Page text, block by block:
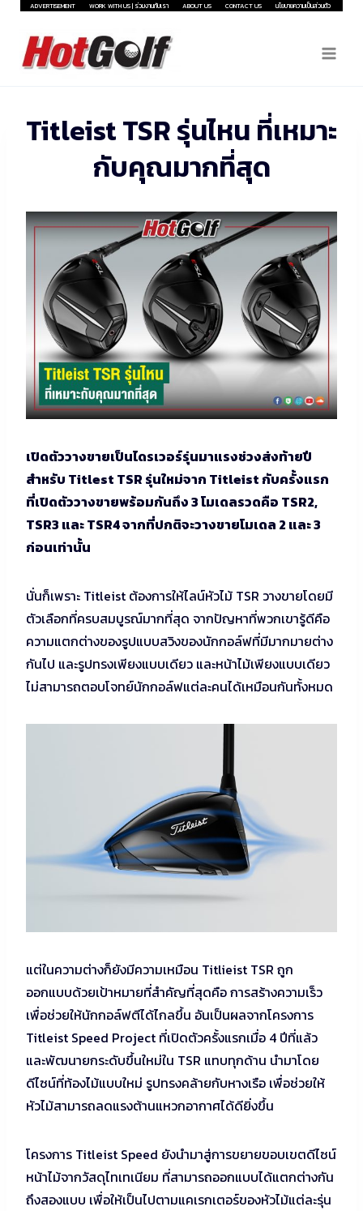
Skip
content
ADVERTISEMENT WORK WITH US | ร่วมงานกับเรา ABOUT US CONTACT US นโยบายความเป็นส่วนตัว
Titleist TSR รุ่นไหน ที่เหมาะ
กับคุณมากที่สุด
เปิดตัววางขายเป็นไดรเวอร์รุ่นมาแรงช่วงส่งท้ายปี
สำหรับ Titlest TSR รุ่นใหม่จาก Titleist กับครั้งแรก
ที่เปิดตัววางขายพร้อมกันถึง 3 โมเดลรวดคือ TSR2,
TSR3 และ TSR4 จากที่ปกติจะวางขายโมเดล 2 และ 3
ก่อนเท่านั้น
นั่นก็เพราะ Titleist ต้องการให้ไลน์หัวไม้ TSR วางขายโดยมี
ตัวเลือกที่ครบสมบูรณ์มากที่สุด จากปัญหาที่พวกเขารู้ดีคือ
ความแตกต่างของรูปแบบสวิงของนักกอล์ฟที่มีมากมายต่าง
กันไป และรูปทรงเพียงแบบเดียว และหน้าไม้เพียงแบบเดียว
ไม่สามารถตอบโจทย์นักกอล์ฟแต่ละคนได้เหมือนกันทั้งหมด
แต่ในความต่างก็ยังมีความเหมือน Titlieist TSR ถูก
ออกแบบด้วยเป้าหมายที่สำคัญที่สุดคือ การสร้างความเร็ว
เพื่อช่วยให้นักกอล์ฟตีได้ไกลขึ้น อันเป็นผลจากโครงการ
Titleist Speed Project ที่เปิดตัวครั้งแรกเมื่อ 4 ปีที่แล้ว
และพัฒนายกระดับขึ้นใหม่ใน TSR แทบทุกด้าน นำมาโดย
ดีไซน์ที่ท้องไม้แบบใหม่ รูปทรงคล้ายกับหางเรือ เพื่อช่วยให้
หัวไม้สามารถลดแรงต้านแหวกอากาศได้ดียิ่งขึ้น
โครงการ Titleist Speed ยังนำมาสู่การขยายขอบเขตดีไซน์
หน้าไม้จากวัสดุไทเทเนียม ที่สามารถออกแบบได้แตกต่างกัน
ถึงสองแบบ เพื่อให้เป็นไปตามแคเรกเตอร์ของหัวไม้แต่ละรุ่น